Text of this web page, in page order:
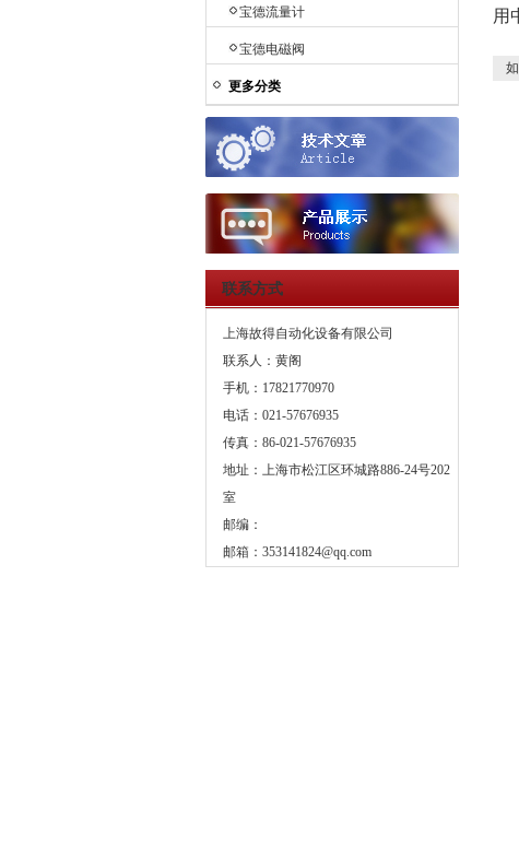
宝德流量计
宝德电磁阀
更多分类
联系方式
上海故得自动化设备有限公司
联系人：黄阁
手机：17821770970
电话：021-57676935
传真：86-021-57676935
地址：上海市松江区环城路886-24号202
室
邮编：
邮箱： 353141824@qq.com
用
如